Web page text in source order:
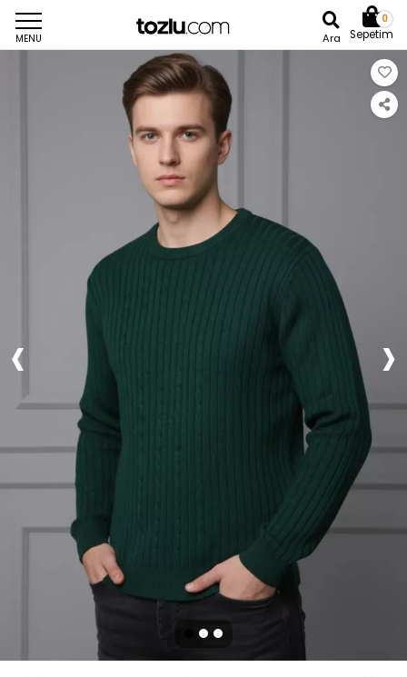
MENU Ara
0
Sepetim